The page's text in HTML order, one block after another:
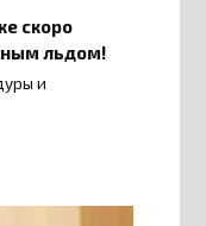
скоро
льдом!
и